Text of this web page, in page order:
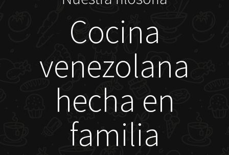
Cocina
venezolana
hecha en
familia